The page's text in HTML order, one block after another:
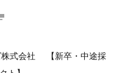
株式会社 【新卒・中途採